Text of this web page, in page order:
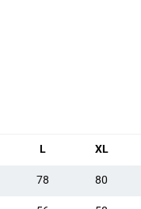
L XL
78 80